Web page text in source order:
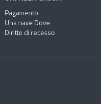
Pagamento
Una nave Dove
Diritto di recesso